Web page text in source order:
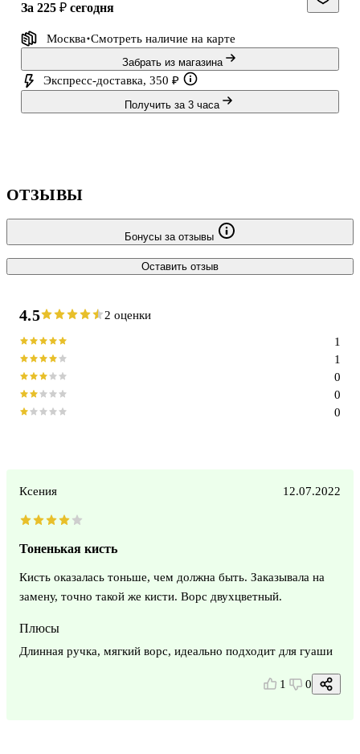
за 225 ₽ сегодня
Москва Смотреть наличие на карте
Забрать из магазина
Экспресс-доставка, 350 ₽
Получить за 3 часа
ОТЗЫВЫ
Бонусы за отзывы
Оставить отзыв
4.5 2 оценки
0
0
0
1
1
Ксения 12.07.2022
Тоненькая кисть
Кисть оказалась тоньше, чем должна быть. Заказывала на
замену, точно такой же кисти. Ворс двухцветный.
Плюсы
Длинная ручка, мягкий ворс, идеально подходит для гуаши
1 0